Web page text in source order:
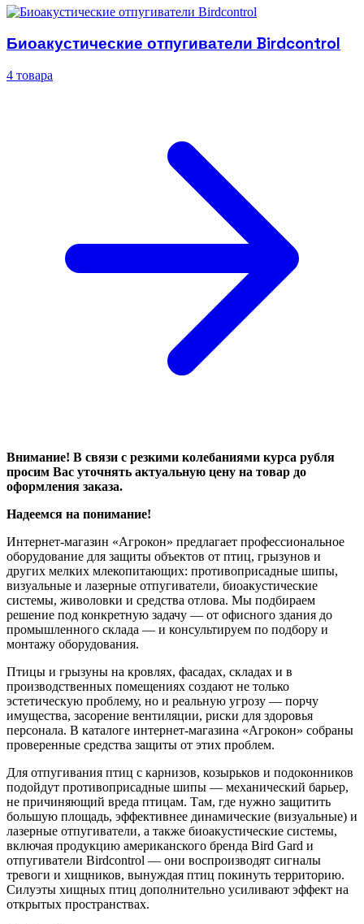
Биоакустические отпугиватели Birdcontrol
4 товара
Внимание! В связи с резкими колебаниями курса рубля
просим Вас уточнять актуальную цену на товар до
оформления заказа.
Надеемся на понимание!
Интернет-магазин «Агрокон» предлагает профессиональное
оборудование для защиты объектов от птиц, грызунов и
других мелких млекопитающих: противоприсадные шипы,
визуальные и лазерные отпугиватели, биоакустические
системы, живоловки и средства отлова. Мы подбираем
решение под конкретную задачу — от офисного здания до
промышленного склада — и консультируем по подбору и
монтажу оборудования.
Птицы и грызуны на кровлях, фасадах, складах и в
производственных помещениях создают не только
эстетическую проблему, но и реальную угрозу — порчу
имущества, засорение вентиляции, риски для здоровья
персонала. В каталоге интернет-магазина «Агрокон» собраны
проверенные средства защиты от этих проблем.
Для отпугивания птиц с карнизов, козырьков и подоконников
подойдут противоприсадные шипы — механический барьер,
не причиняющий вреда птицам. Там, где нужно защитить
большую площадь, эффективнее динамические (визуальные) и
лазерные отпугиватели, а также биоакустические системы,
включая продукцию американского бренда Bird Gard и
отпугиватели Birdcontrol — они воспроизводят сигналы
тревоги и хищников, вынуждая птиц покинуть территорию.
Силуэты хищных птиц дополнительно усиливают эффект на
открытых пространствах.